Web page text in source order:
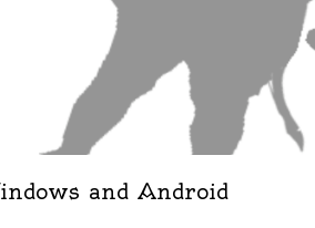
and Android